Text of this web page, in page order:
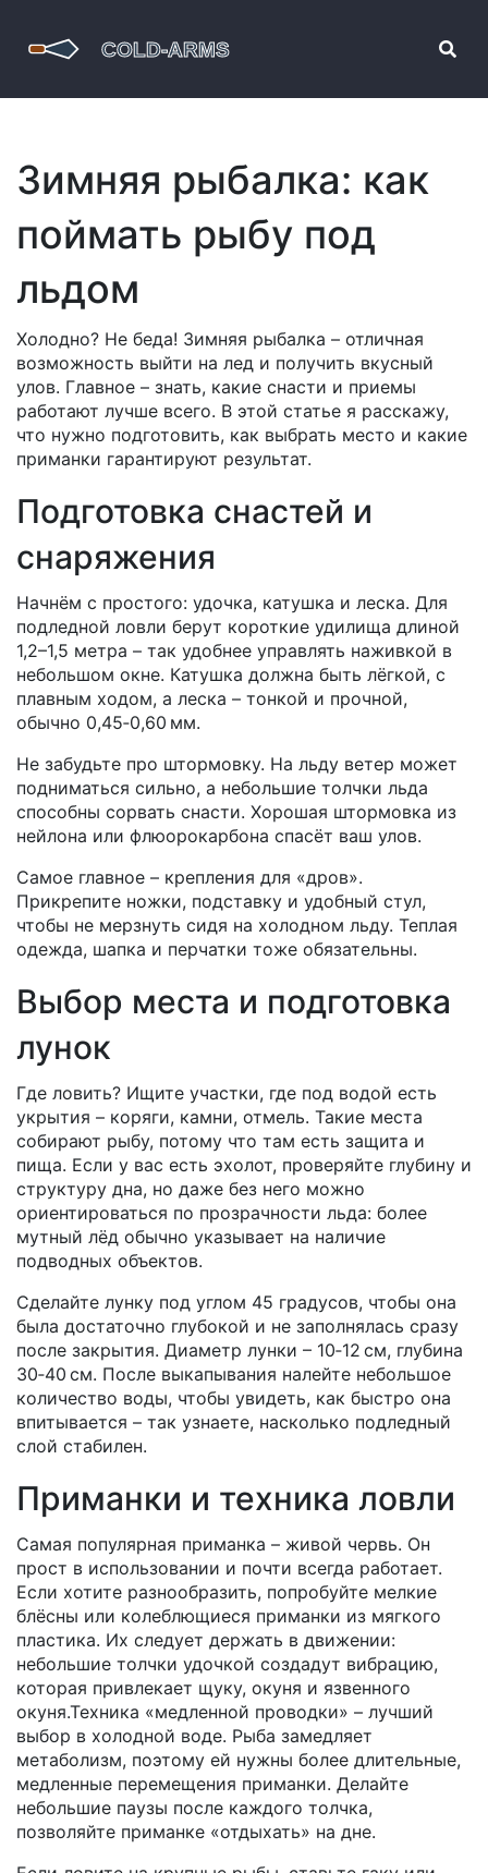
Зимняя рыбалка: как
поймать рыбу под
льдом
Холодно? Не беда! Зимняя рыбалка – отличная
возможность выйти на лед и получить вкусный
улов. Главное – знать, какие снасти и приемы
работают лучше всего. В этой статье я расскажу,
что нужно подготовить, как выбрать место и какие
приманки гарантируют результат.
Подготовка снастей и
снаряжения
Начнём с простого: удочка, катушка и леска. Для
подледной ловли берут короткие удилища длиной
1,2–1,5 метра – так удобнее управлять наживкой в
небольшом окне. Катушка должна быть лёгкой, с
плавным ходом, а леска – тонкой и прочной,
обычно 0,45‑0,60 мм.
Не забудьте про штормовку. На льду ветер может
подниматься сильно, а небольшие толчки льда
способны сорвать снасти. Хорошая штормовка из
нейлона или флюорокарбона спасёт ваш улов.
Самое главное – крепления для «дров».
Прикрепите ножки, подставку и удобный стул,
чтобы не мерзнуть сидя на холодном льду. Теплая
одежда, шапка и перчатки тоже обязательны.
Выбор места и подготовка
лунок
Где ловить? Ищите участки, где под водой есть
укрытия – коряги, камни, отмель. Такие места
собирают рыбу, потому что там есть защита и
пища. Если у вас есть эхолот, проверяйте глубину и
структуру дна, но даже без него можно
ориентироваться по прозрачности льда: более
мутный лёд обычно указывает на наличие
подводных объектов.
Сделайте лунку под углом 45 градусов, чтобы она
была достаточно глубокой и не заполнялась сразу
после закрытия. Диаметр лунки – 10‑12 см, глубина
30‑40 см. После выкапывания налейте небольшое
количество воды, чтобы увидеть, как быстро она
впитывается – так узнаете, насколько подледный
слой стабилен.
Приманки и техника ловли
Самая популярная приманка – живой червь. Он
прост в использовании и почти всегда работает.
Если хотите разнообразить, попробуйте мелкие
блёсны или колеблющиеся приманки из мягкого
пластика. Их следует держать в движении:
небольшие толчки удочкой создадут вибрацию,
которая привлекает щуку, окуня и язвенного
окуня.Техника «медленной проводки» – лучший
выбор в холодной воде. Рыба замедляет
метаболизм, поэтому ей нужны более длительные,
медленные перемещения приманки. Делайте
небольшие паузы после каждого толчка,
позволяйте приманке «отдыхать» на дне.